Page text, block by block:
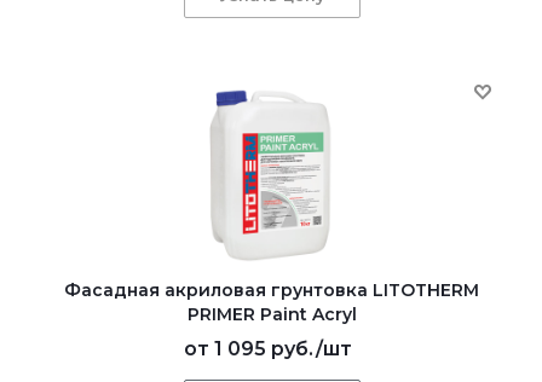
Фасадная акриловая грунтовка LITOTHERM
PRIMER Paint Acryl
от 1 095 руб./шт